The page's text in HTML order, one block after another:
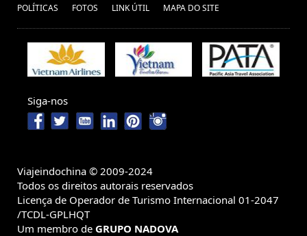
POLÍTICAS
FOTOS LINK ÚTIL MAPA DO SITE
Siga-nos
Viajeindochina © 2009-2024
Todos os direitos autorais reservados
Licença de Operador de Turismo Internacional 01-2047
/TCDL-GPLHQT
Um membro de GRUPO NADOVA